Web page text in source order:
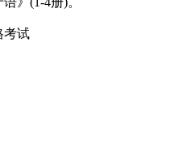
考试